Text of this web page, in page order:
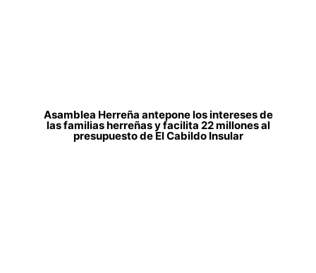
Asamblea Herreña antepone los intereses de
las familias herreñas y facilita 22 millones al
presupuesto de El Cabildo Insular